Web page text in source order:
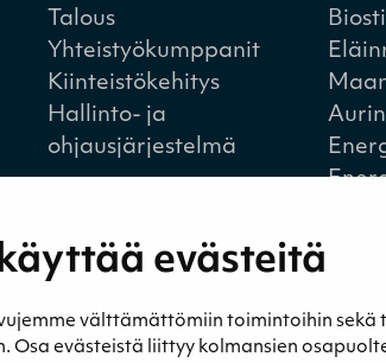
evästeitä
välttämättömiin toimintoihin sekä
Osa evästeistä liittyy kolmansien
Talous
Yhteistyökumppanit
Kiinteistökehitys
Hallinto- ja
ohjausjärjestelmä
Media
Uutiset ja blogit